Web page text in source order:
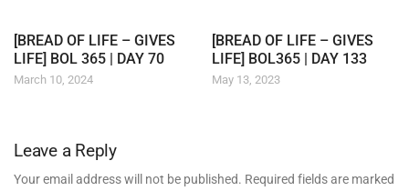
[BREAD OF LIFE – GIVES
LIFE] BOL 365 | DAY 70
March 10, 2024
[BREAD OF LIFE – GIVES
LIFE] BOL365 | DAY 133
May 13, 2023
Leave a Reply
Your email address will not be published. Required fields are marked